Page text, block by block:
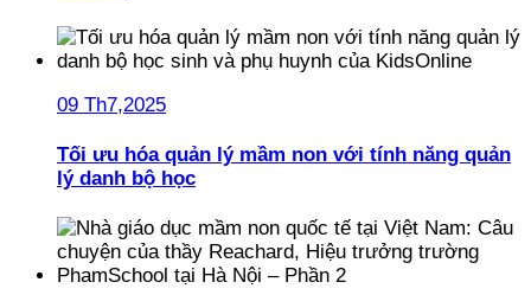
09 Th7,2025
Tối ưu hóa quản lý mầm non với tính năng quản
lý danh bộ học